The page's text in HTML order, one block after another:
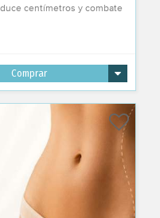
centímetros y combate
Comprar